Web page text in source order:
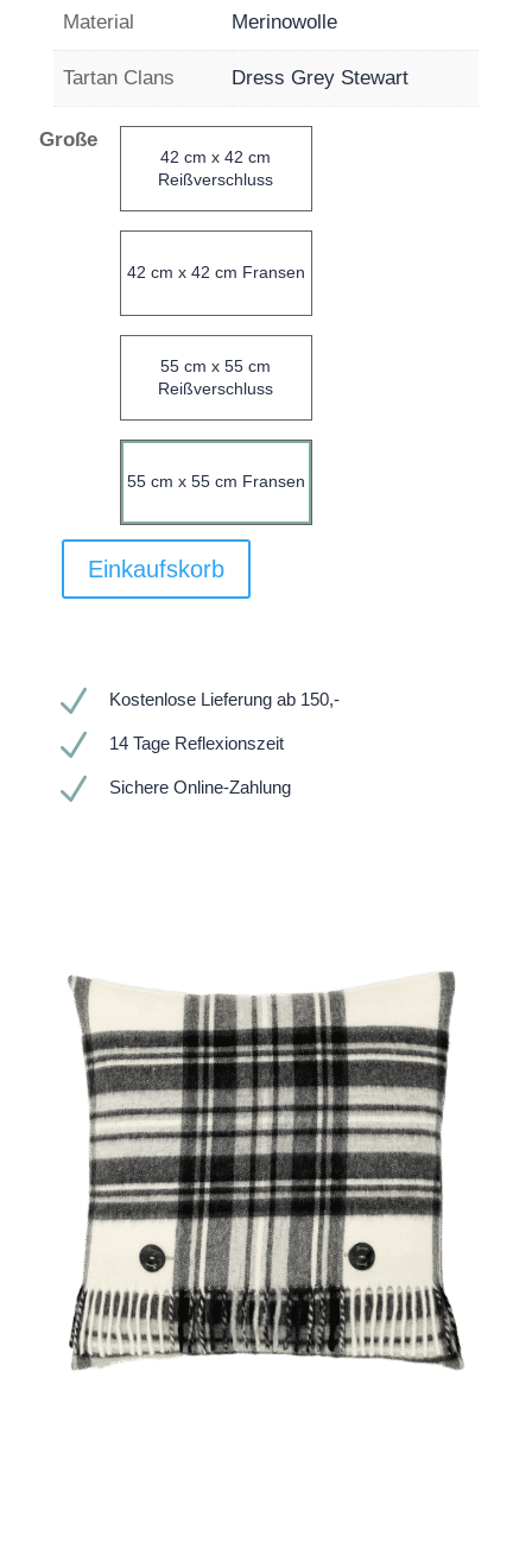
Material Merinowolle
Tartan Clans Dress Grey Stewart
Große
42 cm x 42 cm
Reißverschluss
42 cm x 42 cm Fransen
55 cm x 55 cm
Reißverschluss
55 cm x 55 cm Fransen
Einkaufskorb
N Kostenlose Lieferung ab 150,-
N 14 Tage Reflexionszeit
N Sichere Online-Zahlung